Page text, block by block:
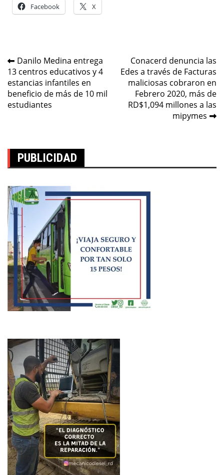
Facebook X
Navegación
de
entradas
Danilo Medina entrega
13 centros educativos y 4
estancias infantiles en
beneficio de más de 10 mil
estudiantes
Conacerd denuncia las
Edes a través de Facturas
maliciosas cobraron en
Febrero 2020, más de
RD$1,094 millones a las
mipymes
PUBLICIDAD